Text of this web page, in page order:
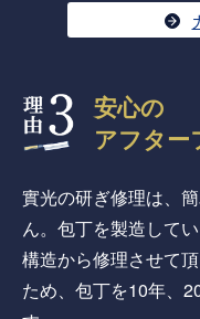
安心の
アフター
實光の研ぎ修理は、
ん。包丁を製造して
構造から修理させて
ため、包丁を10年、